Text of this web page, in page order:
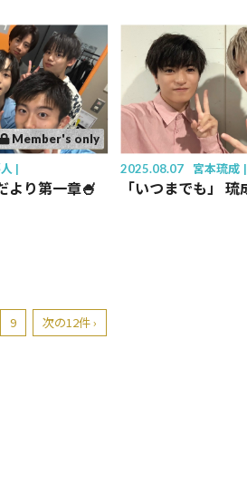
Member's only
より第一章🍧
2025.08.07 宮本琉成
「いつまでも」 琉
9 次の12件 ›